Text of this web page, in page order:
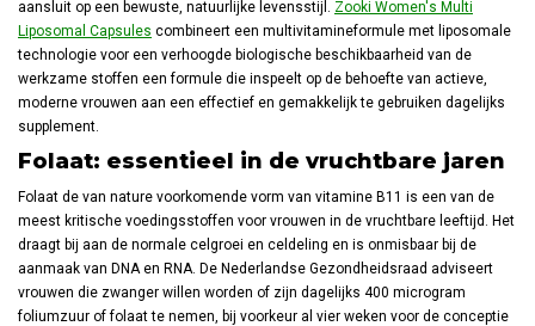
aansluit op een bewuste, natuurlijke levensstijl. Zooki Women's Multi
Liposomal Capsules combineert een multivitamineformule met liposomale
technologie voor een verhoogde biologische beschikbaarheid van de
werkzame stoffen een formule die inspeelt op de behoefte van actieve,
moderne vrouwen aan een effectief en gemakkelijk te gebruiken dagelijks
supplement.
Folaat: essentieel in de vruchtbare jaren
Folaat de van nature voorkomende vorm van vitamine B11 is een van de
meest kritische voedingsstoffen voor vrouwen in de vruchtbare leeftijd. Het
draagt bij aan de normale celgroei en celdeling en is onmisbaar bij de
aanmaak van DNA en RNA. De Nederlandse Gezondheidsraad adviseert
vrouwen die zwanger willen worden of zijn dagelijks 400 microgram
foliumzuur of folaat te nemen, bij voorkeur al vier weken voor de conceptie